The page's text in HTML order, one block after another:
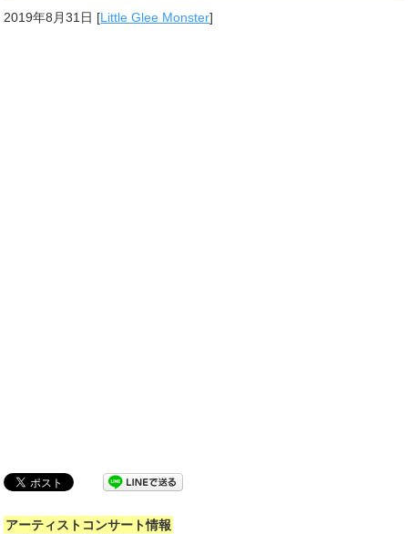
2019年8月31日 [Little Glee Monster]
アーティストコンサート情報